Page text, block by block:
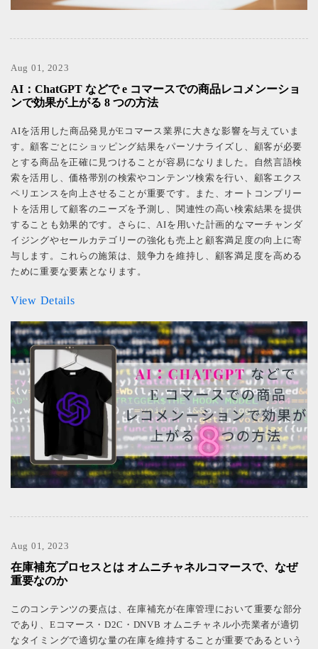
Aug 01, 2023
AI：ChatGPT などで e コマースでの商品レコメンーショ
ンで効果が上がる 8 つの方法
AIを活用した商品発見がEコマース業界に大きな影響を与えていま
す。顧客ごとにショッピング結果をパーソナライズし、顧客が必要
とする商品を正確に見つけることが容易になりました。自然言語検
索を活用し、価格帯別の検索やコンテンツ検索を行い、顧客エクス
ペリエンスを向上させることが重要です。また、オートコンプリー
トを活用して顧客のニーズを予測し、関連性の高い検索結果を提供
することも効果的です。さらに、AIを用いた計画的なマーチャンダ
イジングやセールカテゴリーの強化も売上と顧客満足度の向上に寄
与します。これらの施策は、競争力を維持し、顧客満足度を高める
ために重要な要素となります。
View Details
Aug 01, 2023
在庫補充プロセスとは オムニチャネルコマースで、なぜ
重要なのか
このコンテンツの要点は、在庫補充が在庫管理において重要な部分
であり、Eコマース・D2C・DNVB オムニチャネル小売業者が適切
なタイミングで適切な量の在庫を維持することが重要であるという